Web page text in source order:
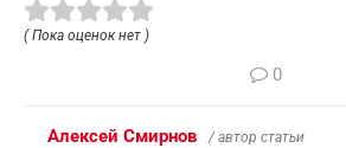
( Пока оценок нет )
0
Алексей Смирнов / автор статьи